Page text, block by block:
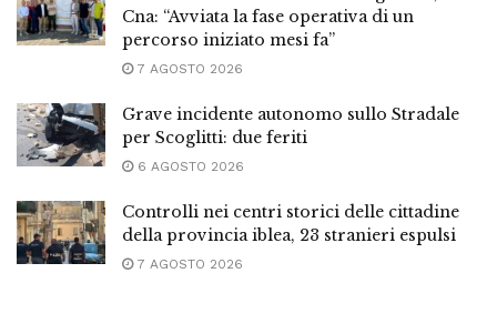
Cna: “Avviata la fase operativa di un
percorso iniziato mesi fa”
7 AGOSTO 2026
Grave incidente autonomo sullo Stradale
per Scoglitti: due feriti
6 AGOSTO 2026
Controlli nei centri storici delle cittadine
della provincia iblea, 23 stranieri espulsi
7 AGOSTO 2026